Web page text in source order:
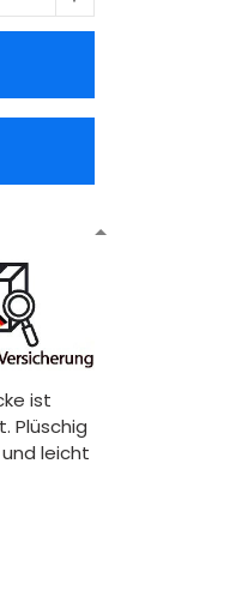
ist
Plüschig
leicht